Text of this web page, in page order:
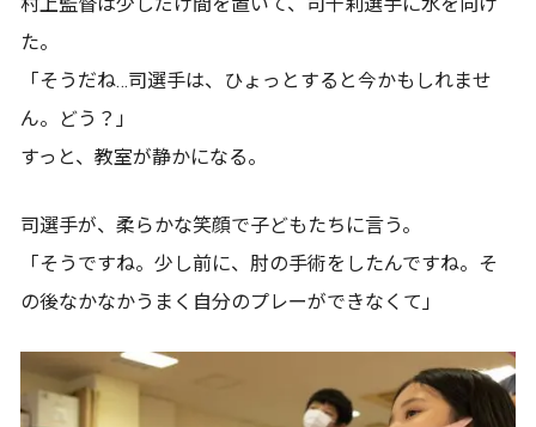
た。
「そうだね…司選手は、ひょっとすると今かもしれませ
ん。どう？」
すっと、教室が静かになる。
司選手が、柔らかな笑顔で子どもたちに言う。
「そうですね。少し前に、肘の手術をしたんですね。そ
の後なかなかうまく自分のプレーができなくて」